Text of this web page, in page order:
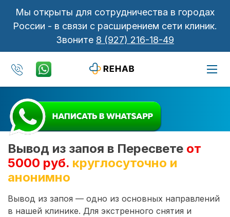
Мы открыты для сотрудничества в городах
России - в связи с расширением сети клиник.
Звоните 8 (927) 216-18-49
Вывод из запоя в Пересвете от
5000 руб. круглосуточно и
анонимно
Вывод из запоя — одно из основных направлений
в нашей клинике. Для экстренного снятия и